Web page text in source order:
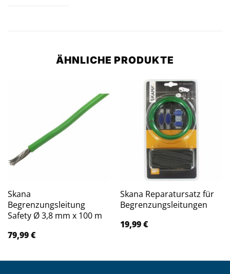
ÄHNLICHE PRODUKTE
Skana
Begrenzungsleitung
Safety Ø 3,8 mm x 100 m
79,99€
Skana Reparatursatz für
Begrenzungsleitungen
19,99€